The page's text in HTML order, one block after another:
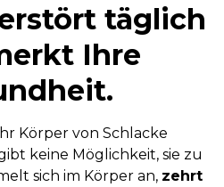
täglich
Ihre
Körper von Schlacke
keine Möglichkeit, sie zu
sich im Körper an, zehrt